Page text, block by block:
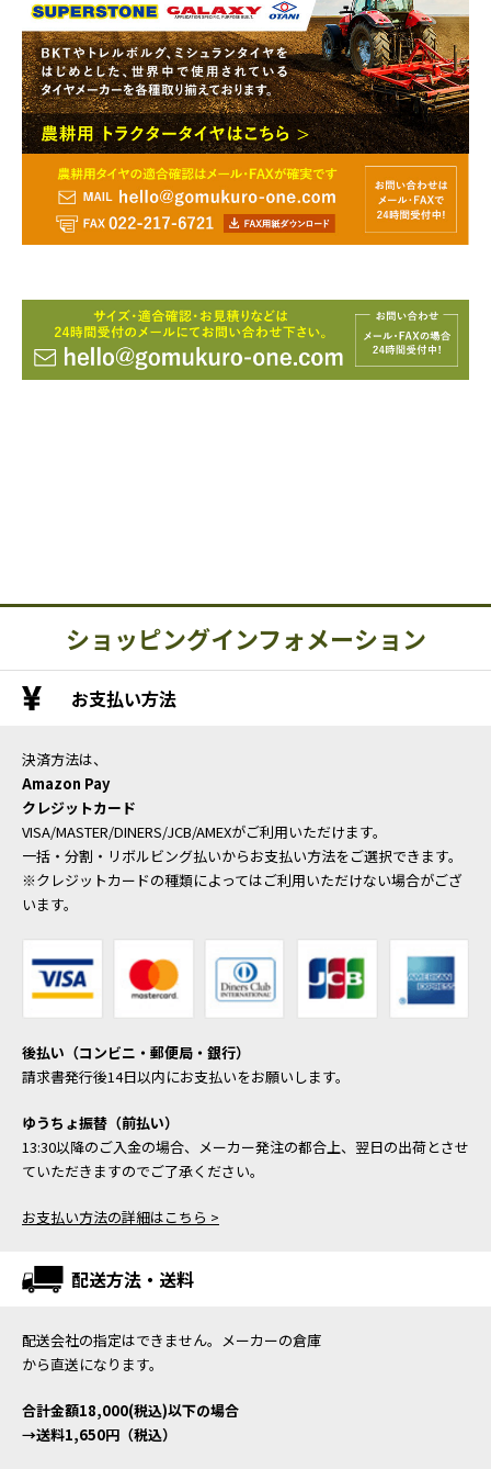
ショッピングインフォメーション
お支払い方法
決済方法は、
Amazon Pay
クレジットカード
VISA/MASTER/DINERS/JCB/AMEXがご利用いただけます。
一括・分割・リボルビング払いからお支払い方法をご選択できます。
※クレジットカードの種類によってはご利用いただけない場合がござ
います。
後払い（コンビニ・郵便局・銀行）
請求書発行後14日以内にお支払いをお願いします。
ゆうちょ振替（前払い）
13:30以降のご入金の場合、メーカー発注の都合上、翌日の出荷とさせ
ていただきますのでご了承ください。
お支払い方法の詳細はこちら >
配送方法・送料
配送会社の指定はできません。メーカーの倉庫
から直送になります。
合計金額18,000(税込)以下の場合
→送料1,650円（税込）